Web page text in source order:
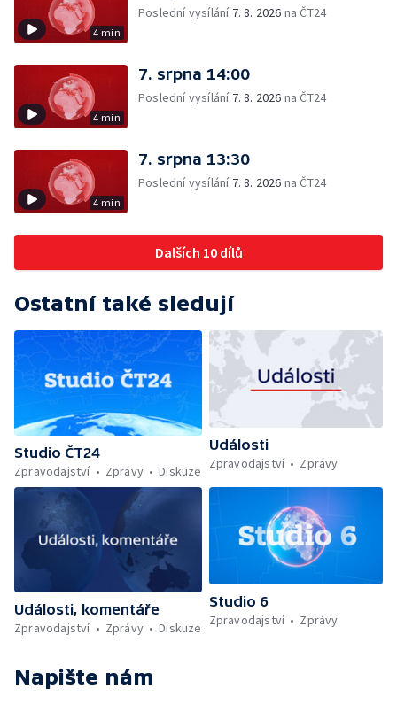
4 min
Poslední vysílání 7. 8. 2026 na ČT24
4 min
7. srpna 14:00
Poslední vysílání 7. 8. 2026 na ČT24
4 min
7. srpna 13:30
Poslední vysílání 7. 8. 2026 na ČT24
Dalších 10 dílů
Ostatní také sledují
Studio ČT24
Zpravodajství
Zprávy Diskuze
Události
Zpravodajství
Zprávy
Události, komentáře
Zpravodajství
Zprávy Diskuze
Studio 6
Zpravodajství
Zprávy
Napište nám